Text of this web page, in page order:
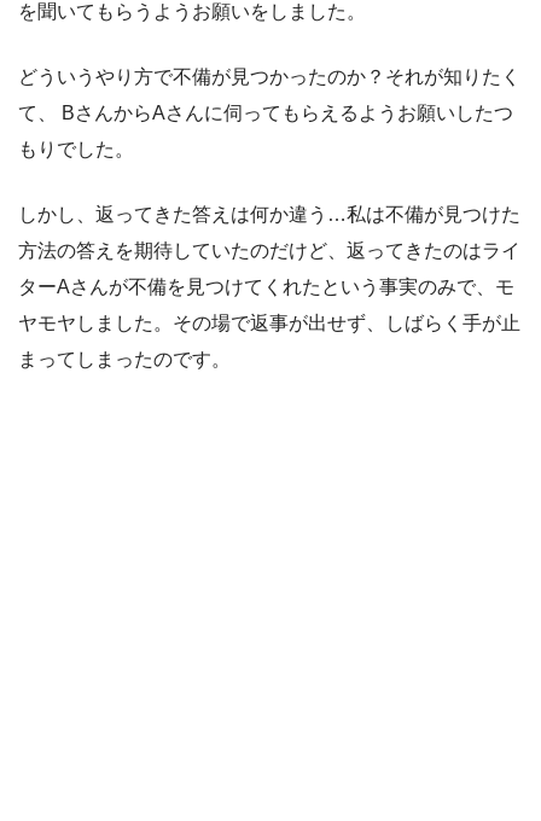
を聞いてもらうようお願いをしました。
どういうやり方で不備が見つかったのか？それが知りたく
て、 BさんからAさんに伺ってもらえるようお願いしたつ
もりでした。
しかし、返ってきた答えは何か違う…私は不備が見つけた
方法の答えを期待していたのだけど、返ってきたのはライ
ターAさんが不備を見つけてくれたという事実のみで、モ
ヤモヤしました。その場で返事が出せず、しばらく手が止
まってしまったのです。